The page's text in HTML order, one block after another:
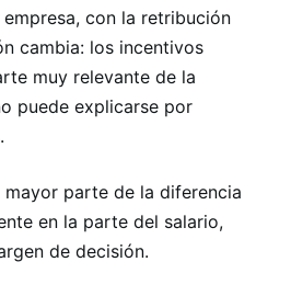
con la retribución
cambia: los incentivos
muy relevante de la
puede explicarse por
mayor parte de la diferencia
en la parte del salario,
de decisión.